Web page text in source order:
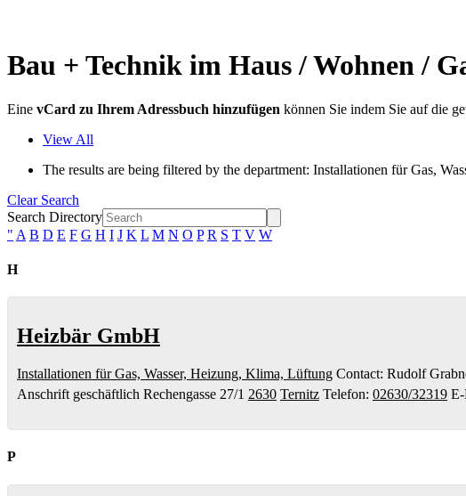
Bau + Technik im Haus / Wohnen /
Eine vCard zu Ihrem Adressbuch hinzufügen können Sie indem Sie auf die
View All
The results are being filtered by the department: Installationen für Gas,
Clear Search
Search Directory
" A B D E F G H I J K L M N O P R S T V W
H
Heizbär GmbH
Installationen für Gas, Wasser, Heizung, Klima, Lüftung Contact: Rudolf
Anschrift geschäftlich Rechengasse 27/1 2630 Ternitz Telefon: 02630/32319
P